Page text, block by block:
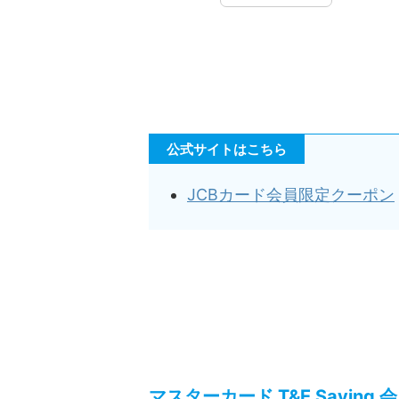
公式サイトはこちら
JCBカード会員限定クーポン